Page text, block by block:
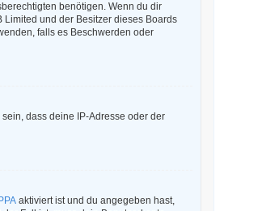
benötigen. Wenn du dir
Limited und der Besitzer dieses Boards
falls es Beschwerden oder
dass deine IP-Adresse oder der
aktiviert ist und du angegeben hast,